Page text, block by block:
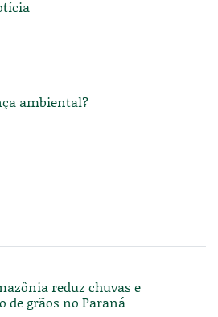
ambiental?
reduz chuvas e
de grãos no Paraná